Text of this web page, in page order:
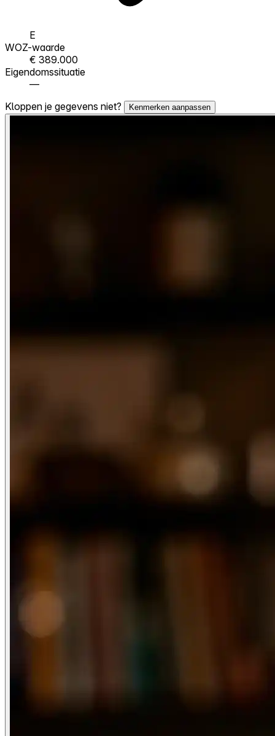
E
WOZ-waarde
€ 389.000
Eigendomssituatie
—
Kloppen je gegevens niet?
Kenmerken aanpassen